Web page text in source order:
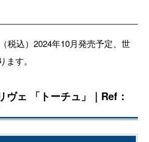
税込）2024年10月発売予定、世
す。
ヴェ 「トーチュ」｜Ref：